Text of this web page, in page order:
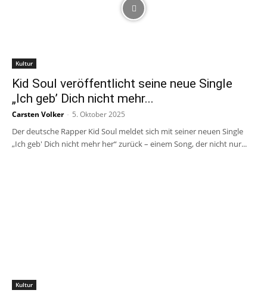
Kultur
Kid Soul veröffentlicht seine neue Single
„Ich geb’ Dich nicht mehr...
Carsten Volker - 5. Oktober 2025
Der deutsche Rapper Kid Soul meldet sich mit seiner neuen Single
„Ich geb' Dich nicht mehr her“ zurück – einem Song, der nicht nur...
Kultur